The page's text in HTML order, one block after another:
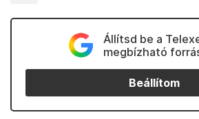
Állítsd be a
megbízható
Beállítom